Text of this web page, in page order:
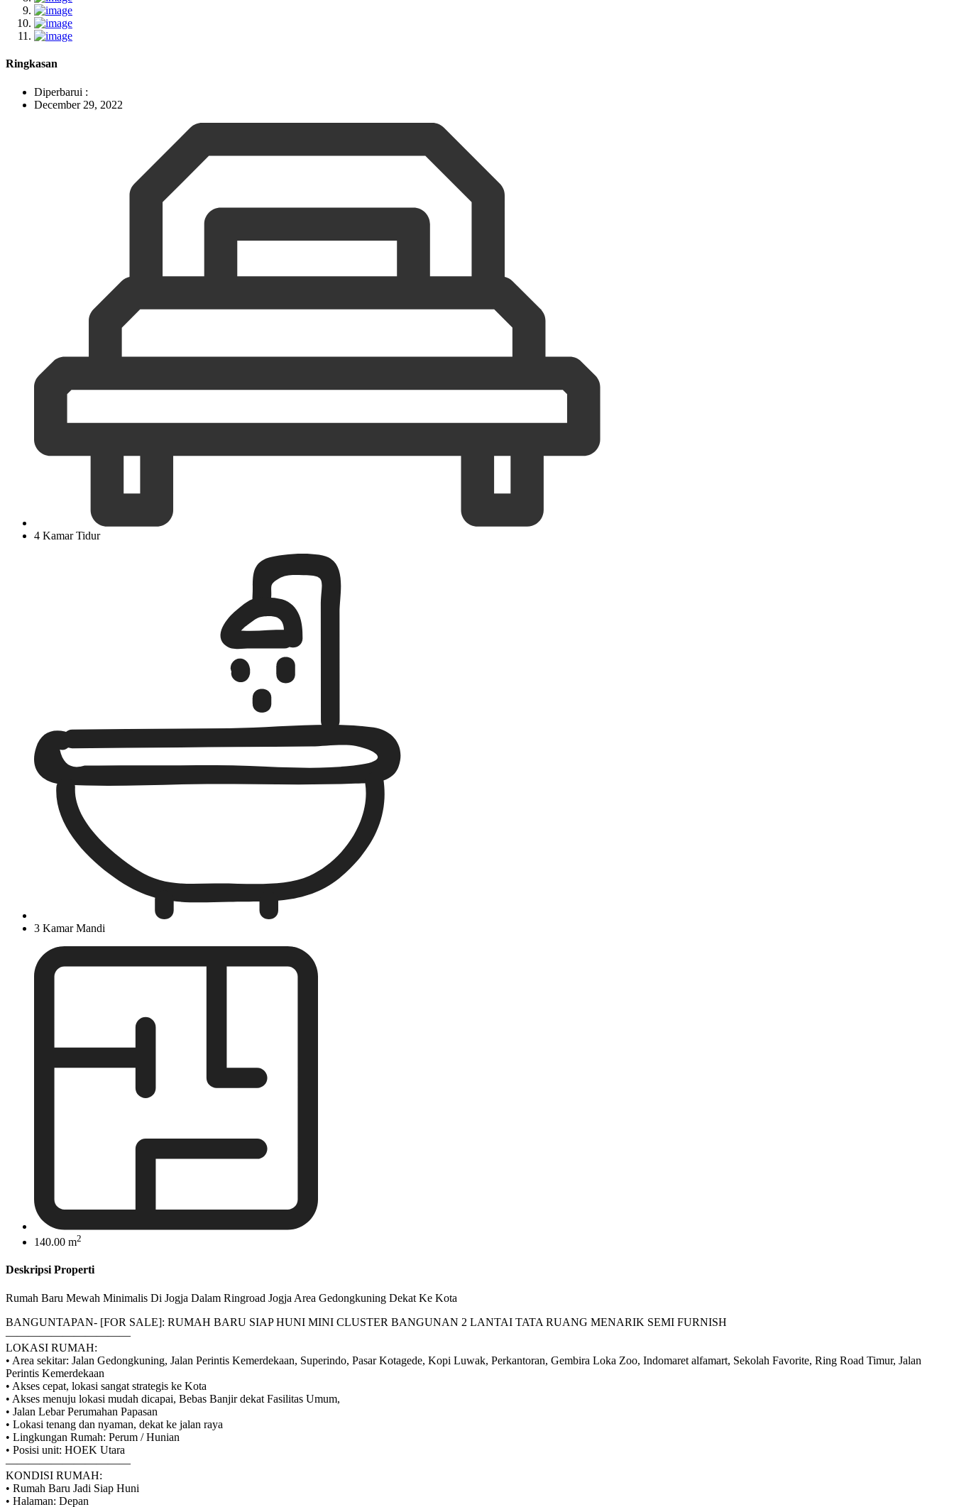
Ringkasan
Diperbarui :
December 29, 2022
4 Kamar Tidur
3 Kamar Mandi
140.00 m2
Deskripsi Properti
Rumah Baru Mewah Minimalis Di Jogja Dalam Ringroad Jogja Area Gedongkuning Dekat Ke Kota
BANGUNTAPAN- [FOR SALE]: RUMAH BARU SIAP HUNI MINI CLUSTER BANGUNAN 2 LANTAI TATA RUANG MENARIK SEMI FURNISH
———————————
LOKASI RUMAH:
• Area sekitar: Jalan Gedongkuning, Jalan Perintis Kemerdekaan, Superindo, Pasar Kotagede, Kopi Luwak, Perkantoran, Gembira Loka Zoo, Indomaret alfamart, Sekolah Favorite, Ring Road Timur, Jalan
Perintis Kemerdekaan
• Akses cepat, lokasi sangat strategis ke Kota
• Akses menuju lokasi mudah dicapai, Bebas Banjir dekat Fasilitas Umum,
• Jalan Lebar Perumahan Papasan
• Lokasi tenang dan nyaman, dekat ke jalan raya
• Lingkungan Rumah: Perum / Hunian
• Posisi unit: HOEK Utara
———————————
KONDISI RUMAH:
• Rumah Baru Jadi Siap Huni
• Halaman: Depan